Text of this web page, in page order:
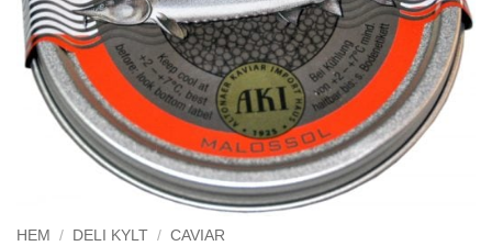
HEM / DELI KYLT / CAVIAR